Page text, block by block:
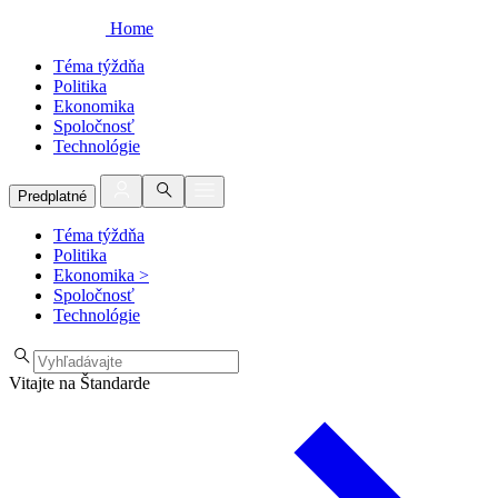
Home
Téma týždňa
Politika
Ekonomika
Spoločnosť
Technológie
Predplatné
Téma týždňa
Politika
Ekonomika >
Spoločnosť
Technológie
Vitajte na Štandarde